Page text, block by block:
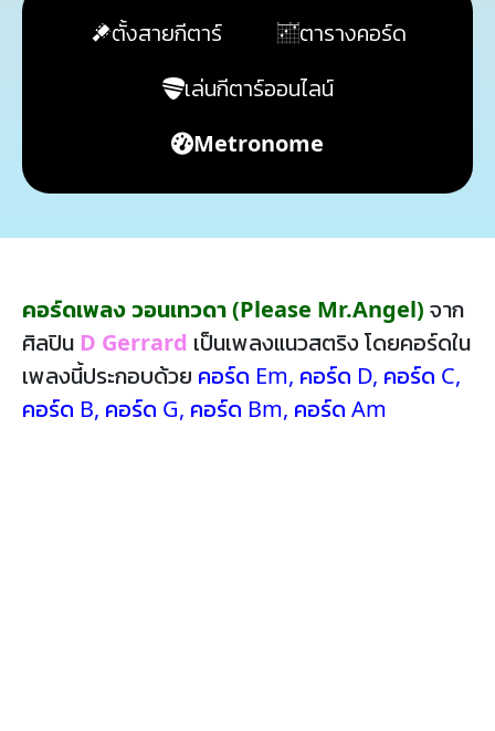
ตั้งสายกีตาร์
ตารางคอร์ด
เล่นกีตาร์ออนไลน์
Metronome
คอร์ดเพลง วอนเทวดา (Please Mr.Angel) จาก
ศิลปิน D Gerrard เป็นเพลงแนวสตริง โดยคอร์ดใน
เพลงนี้ประกอบด้วย คอร์ด Em, คอร์ด D, คอร์ด C,
คอร์ด B, คอร์ด G, คอร์ด Bm, คอร์ด Am